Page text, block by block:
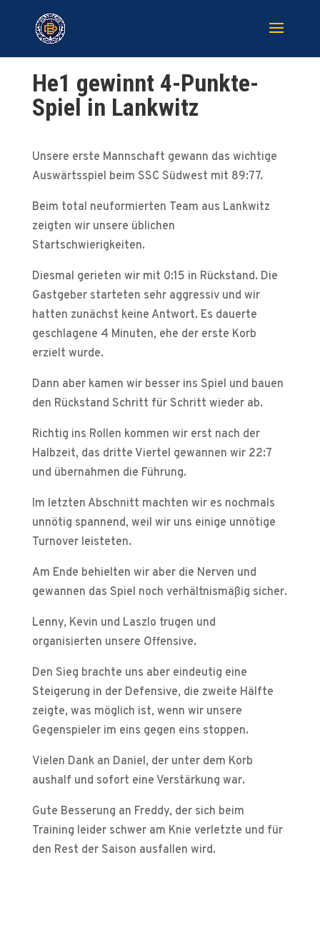
He1 gewinnt 4-Punkte-
Spiel in Lankwitz
Unsere erste Mannschaft gewann das wichtige
Auswärtsspiel beim SSC Südwest mit 89:77.
Beim total neuformierten Team aus Lankwitz
zeigten wir unsere üblichen
Startschwierigkeiten.
Diesmal gerieten wir mit 0:15 in Rückstand. Die
Gastgeber starteten sehr aggressiv und wir
hatten zunächst keine Antwort. Es dauerte
geschlagene 4 Minuten, ehe der erste Korb
erzielt wurde.
Dann aber kamen wir besser ins Spiel und bauen
den Rückstand Schritt für Schritt wieder ab.
Richtig ins Rollen kommen wir erst nach der
Halbzeit, das dritte Viertel gewannen wir 22:7
und übernahmen die Führung.
Im letzten Abschnitt machten wir es nochmals
unnötig spannend, weil wir uns einige unnötige
Turnover leisteten.
Am Ende behielten wir aber die Nerven und
gewannen das Spiel noch verhältnismäßig sicher.
Lenny, Kevin und Laszlo trugen und
organisierten unsere Offensive.
Den Sieg brachte uns aber eindeutig eine
Steigerung in der Defensive, die zweite Hälfte
zeigte, was möglich ist, wenn wir unsere
Gegenspieler im eins gegen eins stoppen.
Vielen Dank an Daniel, der unter dem Korb
aushalf und sofort eine Verstärkung war.
Gute Besserung an Freddy, der sich beim
Training leider schwer am Knie verletzte und für
den Rest der Saison ausfallen wird.